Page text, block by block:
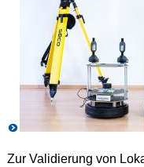
Zur Validierung von